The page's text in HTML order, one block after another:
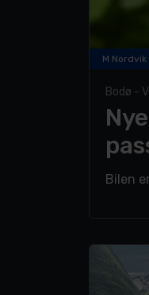
M Nordvik
Bodø -
Bilen